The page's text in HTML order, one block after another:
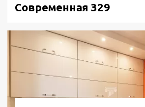
Современная 329